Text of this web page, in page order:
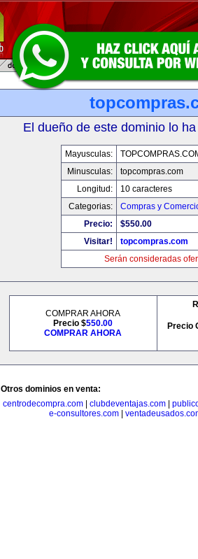
El dueño de este dominio lo
Mayusculas:
Minusculas:
topcompras.com
Longitud:
10 caracteres
Categorias:
Compras y
Precio:
$550.00
Visitar!
topcompras.com
Serán consideradas
COMPRAR AHORA
Precio $550.00
COMPRAR AHORA
Precio
Otros dominios en venta:
centrodecompra.com| clubdeventajas.com|
e-consultores.com|